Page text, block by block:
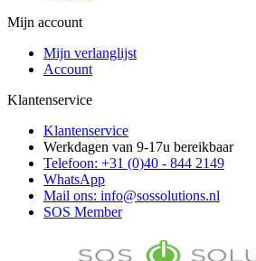
Mijn account
Mijn verlanglijst
Account
Klantenservice
Klantenservice
Werkdagen van 9-17u bereikbaar
Telefoon: +31 (0)40 - 844 2149
WhatsApp
Mail ons: info@sossolutions.nl
SOS Member